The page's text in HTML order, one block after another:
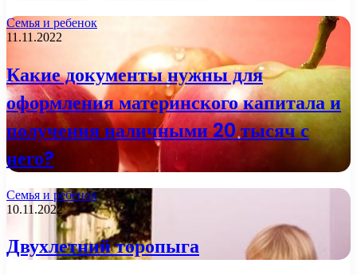
Семья и ребенок
11.11.2022
Какие документы нужны для
оформления материнского капитала и
получения наличными 20 тысяч с
него?
Семья и ребенок
10.11.2022
Двухлетний торопыга